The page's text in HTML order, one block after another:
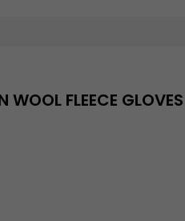
WOOL FLEECE GLOVES